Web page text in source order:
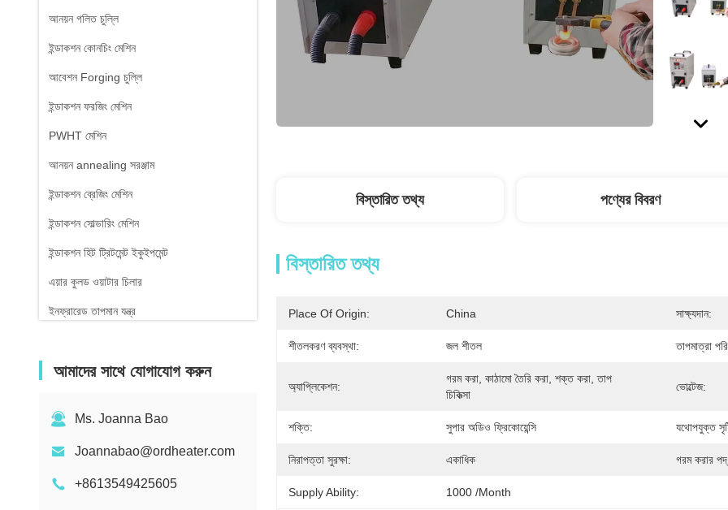
আনয়ন গলিত চুল্লি
ইন্ডাকশন কোনচিং মেশিন
আবেশন Forging চুল্লি
ইন্ডাকশন ফরজিং মেশিন
PWHT মেশিন
আনয়ন annealing সরঞ্জাম
ইন্ডাকশন ব্রেজিং মেশিন
ইন্ডাকশন সোল্ডারিং মেশিন
ইন্ডাকশন হিট ট্রিটমেন্ট ইকুইপমেন্ট
এয়ার কুলড ওয়াটার চিলার
ইনফ্রারেড তাপমান যন্ত্র
আমাদের সাথে যোগাযোগ করুন
Ms. Joanna Bao
Joannabao@ordheater.com
+8613549425605
বিস্তারিত তথ্য পণ্যের বিবরণ
বিস্তারিত তথ্য
Place Of Origin: China সাক্ষ্যদান:
শীতলকরণ ব্যবস্থা: জল শীতল তাপমাত্রা
অ্যাপ্লিকেশন:
গরম করা, কাঠামো তৈরি করা, শক্ত করা, তাপ
চিকিত্সা
ভোল্টেজ:
শক্তি: সুপার অডিও ফ্রিকোয়েন্সি যথোপযুক্ত
নিরাপত্তা সুরক্ষা: একাধিক গরম করার
Supply Ability: 1000 /month